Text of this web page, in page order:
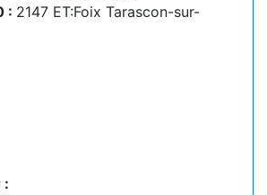
: 2147 ET:Foix Tarascon-sur-
: